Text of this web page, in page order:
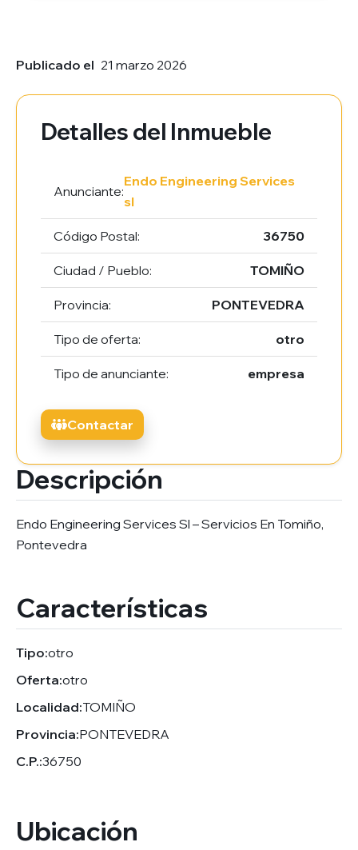
Publicado el 21 marzo 2026
Descripción
Endo Engineering Services Sl – Servicios En Tomiño,
Pontevedra
Características
Tipo:otro
Oferta:otro
Localidad:TOMIÑO
Provincia:PONTEVEDRA
C.P.:36750
Ubicación
Detalles del Inmueble
Anunciante:
Endo Engineering Services
sl
Código Postal: 36750
Ciudad / Pueblo: TOMIÑO
Provincia: PONTEVEDRA
Tipo de oferta: otro
Tipo de anunciante: empresa
Contactar